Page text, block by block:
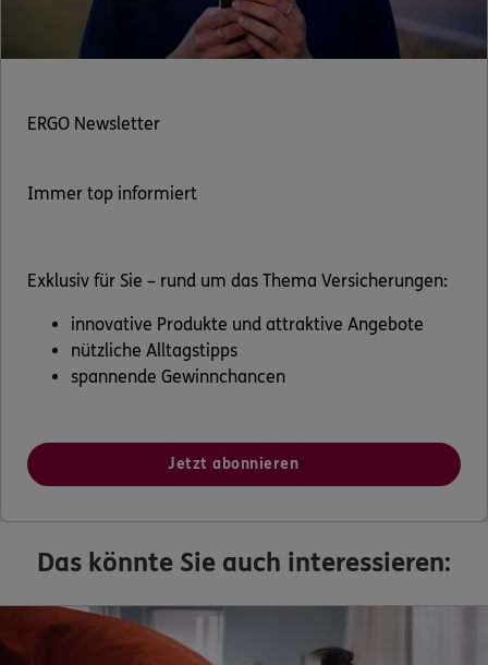
ERGO Newsletter
Immer top informiert
Exklusiv für Sie – rund um das Thema Versicherungen:
innovative Produkte und attraktive Angebote
nützliche Alltagstipps
spannende Gewinnchancen
Jetzt abonnieren
Das könnte Sie auch interessieren: